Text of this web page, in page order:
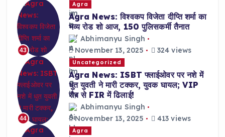
43
Agra
Agra News: विश्वकप विजेता दीप्ति शर्मा का
भव्य रोड शो आज, 150 पुलिसकर्मी तैनात
Abhimanyu Singh
November 13, 2025
324 views
44
Uncategorized
Agra News: ISBT फ्लाईओवर पर नशे में
धुत युवती ने मारी टक्कर, युवक घायल; VIP
रौब से FIR में ढिलाई!
Abhimanyu Singh
November 13, 2025
413 views
Agra